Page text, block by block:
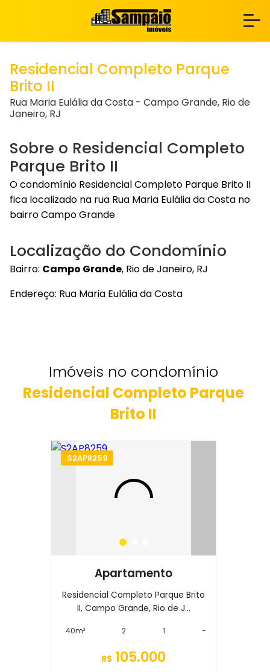
Residencial Completo Parque
Brito II
Rua Maria Eulália da Costa - Campo Grande, Rio de
Janeiro, RJ
Sobre o Residencial Completo
Parque Brito II
O condomínio Residencial Completo Parque Brito II
fica localizado na rua Rua Maria Eulália da Costa no
bairro Campo Grande
Localização do Condomínio
Bairro: Campo Grande, Rio de Janeiro, RJ
Endereço: Rua Maria Eulália da Costa
Imóveis no condomínio
Residencial Completo Parque
Brito II
S2AP8259
Apartamento
Residencial Completo Parque Brito
II, Campo Grande, Rio de J...
40m² 2 1 -
R$ 105.000